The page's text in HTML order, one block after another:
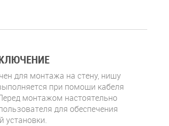
для монтажа на стену, нишу
при помощи кабеля
монтажом настоятельно
для обеспечения
установки.